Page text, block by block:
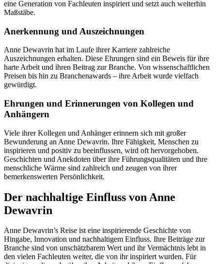
eine Generation von Fachleuten inspiriert und setzt auch weiterhin
Maßstäbe.
Anerkennung und Auszeichnungen
Anne Dewavrin hat im Laufe ihrer Karriere zahlreiche
Auszeichnungen erhalten. Diese Ehrungen sind ein Beweis für ihre
harte Arbeit und ihren Beitrag zur Branche. Von wissenschaftlichen
Preisen bis hin zu Branchenawards – ihre Arbeit wurde vielfach
gewürdigt.
Ehrungen und Erinnerungen von Kollegen und
Anhängern
Viele ihrer Kollegen und Anhänger erinnern sich mit großer
Bewunderung an Anne Dewavrin. Ihre Fähigkeit, Menschen zu
inspirieren und positiv zu beeinflussen, wird oft hervorgehoben.
Geschichten und Anekdoten über ihre Führungsqualitäten und ihre
menschliche Wärme sind zahlreich und zeugen von ihrer
bemerkenswerten Persönlichkeit.
Der nachhaltige Einfluss von Anne
Dewavrin
Anne Dewavrin’s Reise ist eine inspirierende Geschichte von
Hingabe, Innovation und nachhaltigem Einfluss. Ihre Beiträge zur
Branche sind von unschätzbarem Wert und ihr Vermächtnis lebt in
den vielen Fachleuten weiter, die von ihr inspiriert wurden. Für